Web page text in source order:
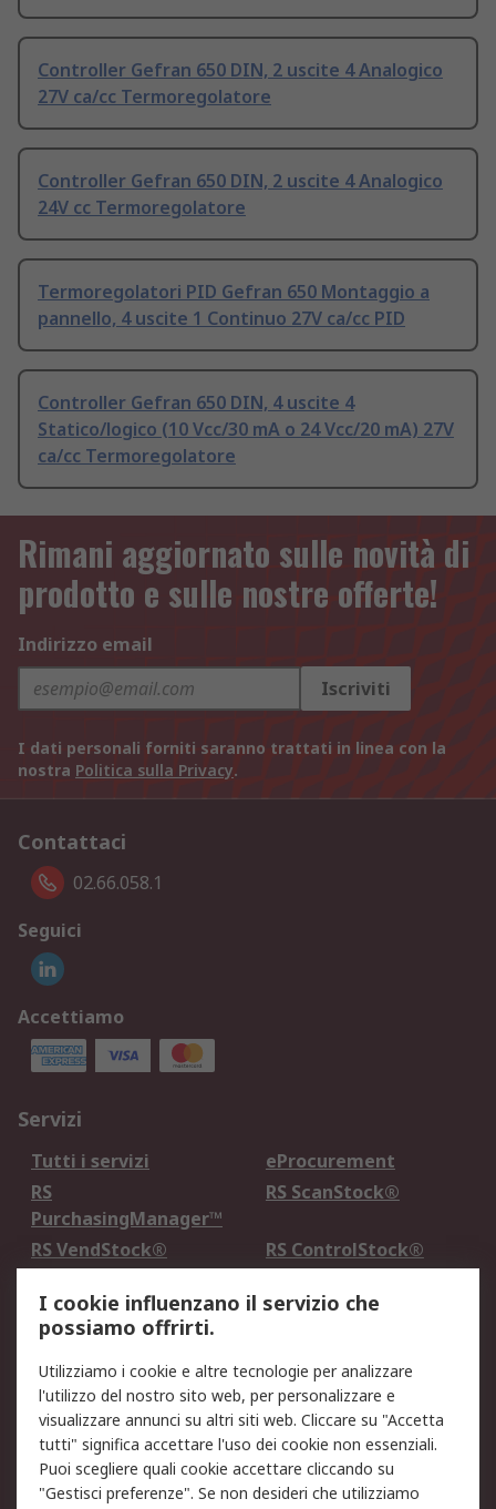
Controller Gefran 650 DIN, 2 uscite 4 Analogico
27V ca/cc Termoregolatore
Controller Gefran 650 DIN, 2 uscite 4 Analogico
24V cc Termoregolatore
Termoregolatori PID Gefran 650 Montaggio a
pannello, 4 uscite 1 Continuo 27V ca/cc PID
Controller Gefran 650 DIN, 4 uscite 4
Statico/logico (10 Vcc/30 mA o 24 Vcc/20 mA) 27V
ca/cc Termoregolatore
Rimani aggiornato sulle novità di
prodotto e sulle nostre offerte!
Indirizzo email
Iscriviti
I dati personali forniti saranno trattati in linea con la
nostra Politica sulla Privacy.
Contattaci
02.66.058.1
Seguici
Accettiamo
Servizi
Tutti i servizi
eProcurement
RS
PurchasingManager™
RS ScanStock®
RS VendStock®
RS ControlStock®
Legale
Informativa Cookie
Informativa Privacy -
Aggiornata
Email Security
Termini d'uso
Condizioni di vendita
Condizioni generali di
servizio
I cookie influenzano il servizio che
possiamo offrirti.
Utilizziamo i cookie e altre tecnologie per analizzare
l'utilizzo del nostro sito web, per personalizzare e
visualizzare annunci su altri siti web. Cliccare su "Accetta
tutti" significa accettare l'uso dei cookie non essenziali.
Puoi scegliere quali cookie accettare cliccando su
"Gestisci preferenze". Se non desideri che utilizziamo